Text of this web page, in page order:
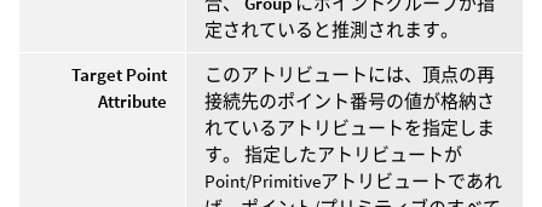
定されていると推測されます。
Target Point
Attribute
このアトリビュートには、頂点の再
接続先のポイント番号の値が格納さ
れているアトリビュートを指定しま
す。 指定したアトリビュートが
Point/Primitiveアトリビュートであれ